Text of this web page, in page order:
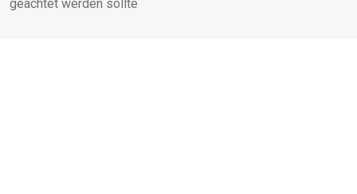
geachtet werden sollte